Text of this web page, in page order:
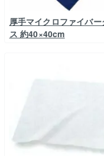
厚手マイクロファイバー
ス 約40×40cm